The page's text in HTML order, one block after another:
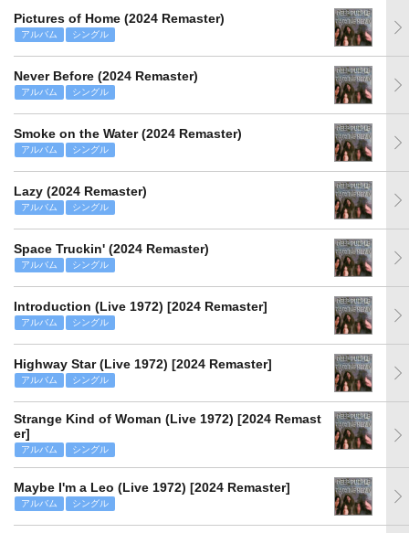
Pictures of Home (2024 Remaster)
アルバム シングル
Never Before (2024 Remaster)
アルバム シングル
Smoke on the Water (2024 Remaster)
アルバム シングル
Lazy (2024 Remaster)
アルバム シングル
Space Truckin' (2024 Remaster)
アルバム シングル
Introduction (Live 1972) [2024 Remaster]
アルバム シングル
Highway Star (Live 1972) [2024 Remaster]
アルバム シングル
Strange Kind of Woman (Live 1972) [2024 Remast
er]
アルバム シングル
Maybe I'm a Leo (Live 1972) [2024 Remaster]
アルバム シングル